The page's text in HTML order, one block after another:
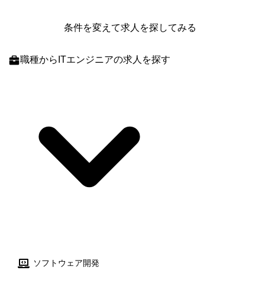
条件を変えて求人を探してみる
職種からITエンジニアの求人を探す
ソフトウェア開発